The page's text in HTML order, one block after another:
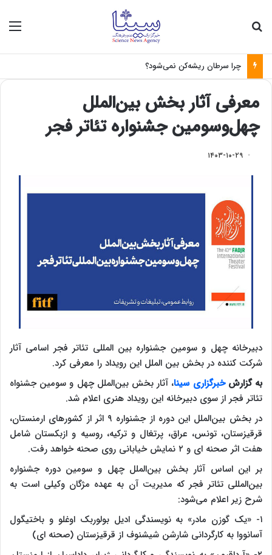
چرا سرطان ریشه‌کن نمی‌شود؟
معرفی آثار بخش بین‌الملل
چهل‌وسومین جشنواره تئاتر فجر
۱۴۰۳-۱۰-۲۹
دبیرخانه چهل و سومین جشنواره بین المللی تئاتر فجر اسامی آثار
شرکت کننده در بخش بین الملل این رویداد را معرفی کرد.
به گزارشخبرگزاری سینا، آثار بخش بین‌الملل چهل و سومین جشنواه
تئاتر فجر از سوی دبیرخانه این رویداد هنری اعلام شد.
در بخش بین‌الملل این دوره از جشنواره ۹ اثر از کشورهای ارمنستان،
قرقیزستان، تونس، عراق، پرتغال و ترکیه، روسیه و ازبکستان شامل
هفت اثر صحنه ای و ۲ نمایش خیابانی روی صحنه خواهد رفت.
بر این اساس آثار بخش بین‌الملل چهل و سومین دوره جشنواره
بین‌المللی تئاتر فجر که مدیریت آن به عهده مژگان وکیلی است به
شرح زیر اعلام می‌شود:
۱- «یک گوزن مادر» به نویسندگی ادیل بولوربک اوغلو و باختیگول
آسانووا به کارگردانی شارشن شیشنوف از قرقیزستان (صحنه ای)